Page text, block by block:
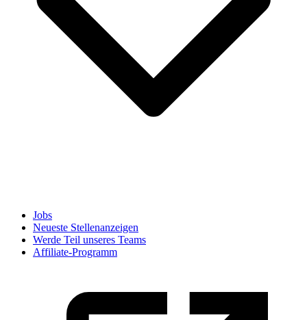
Jobs
Neueste Stellenanzeigen
Werde Teil unseres Teams
Affiliate-Programm